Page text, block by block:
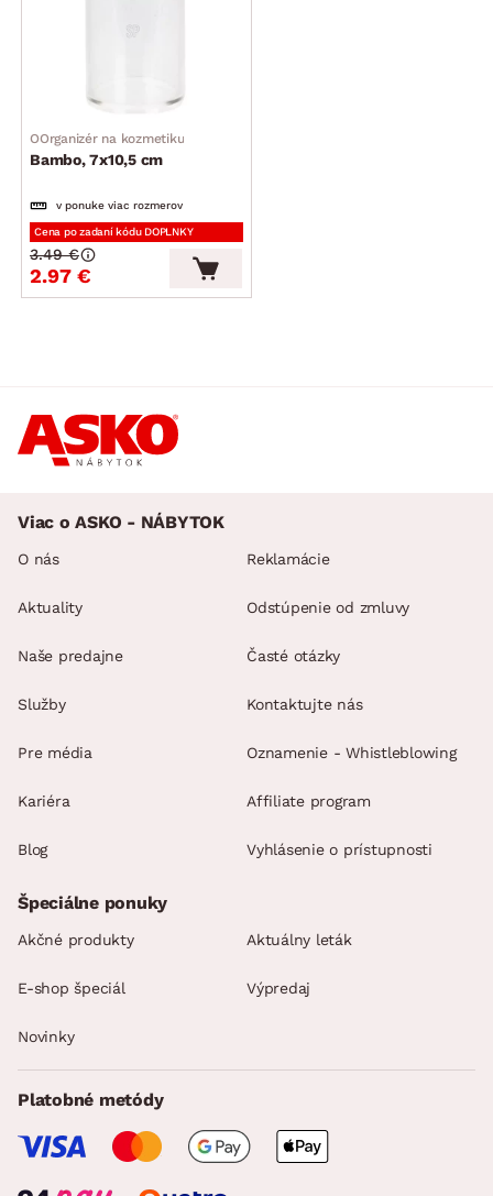
OOrganizér na kozmetiku
Bambo, 7x10,5 cm
v ponuke viac rozmerov
Cena po zadaní kódu DOPLNKY
2.97 €
3.49 €
Viac o ASKO - NÁBYTOK
O nás
Aktuality
Naše predajne
Služby
Pre média
Kariéra
Blog
Reklamácie
Odstúpenie od zmluvy
Časté otázky
Kontaktujte nás
Oznamenie - Whistleblowing
Affiliate program
Vyhlásenie o prístupnosti
Špeciálne ponuky
Akčné produkty Aktuálny leták
E-shop špeciál Výpredaj
Novinky
Platobné metódy